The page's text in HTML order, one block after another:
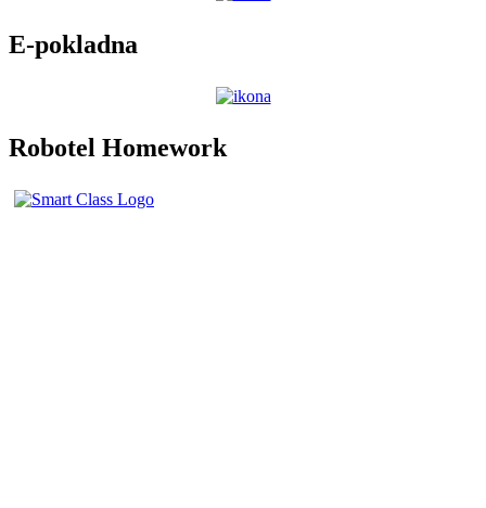
E-pokladna
Robotel Homework